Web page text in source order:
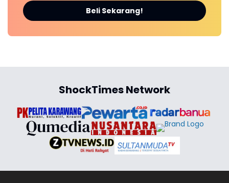
Beli Sekarang!
ShockTimes Network